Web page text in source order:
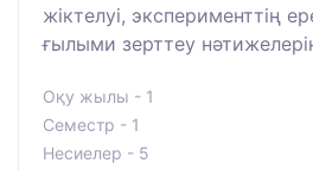
жіктелуі, эксперименттің
ғылыми зерттеу
Оқу жылы - 1
Семестр - 1
Несиелер - 5